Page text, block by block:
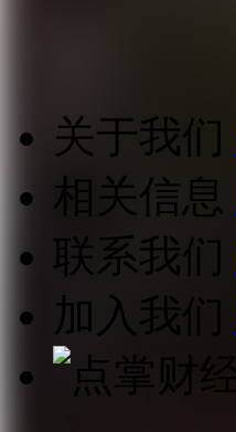
关于我们
相关信息
联系我们
加入我们